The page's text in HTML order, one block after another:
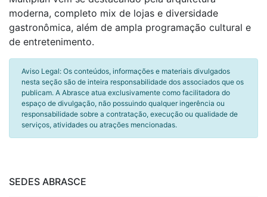
moderna, completo mix de lojas e diversidade
gastronômica, além de ampla programação cultural e
de entretenimento.
Aviso Legal: Os conteúdos, informações e materiais divulgados
nesta seção são de inteira responsabilidade dos associados que os
publicam. A Abrasce atua exclusivamente como facilitadora do
espaço de divulgação, não possuindo qualquer ingerência ou
responsabilidade sobre a contratação, execução ou qualidade de
serviços, atividades ou atrações mencionadas.
SEDES ABRASCE